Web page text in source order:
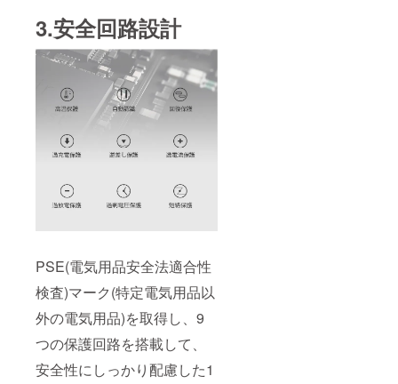
3.安全回路設計
PSE(電気用品安全法適合性
検査)マーク(特定電気用品以
外の電気用品)を取得し、9
つの保護回路を搭載して、
安全性にしっかり配慮した1